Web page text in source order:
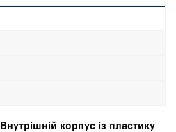
Внутрішній корпус із пластику